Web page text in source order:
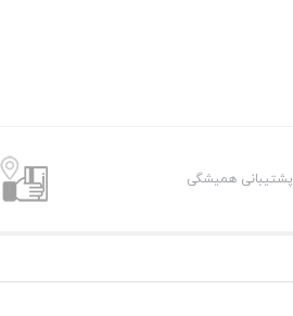
پشتیبانی همیشگی